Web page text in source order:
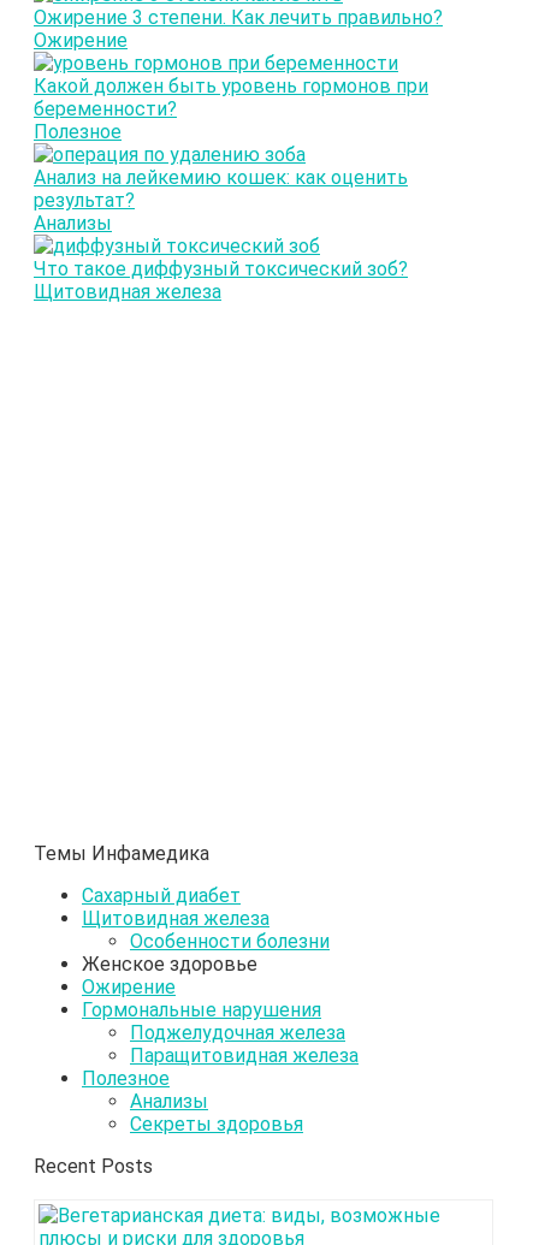
Ожирение 3 степени. Как лечить правильно?
Ожирение
Какой должен быть уровень гормонов при
беременности?
Полезное
Анализ на лейкемию кошек: как оценить
результат?
Анализы
Что такое диффузный токсический зоб?
Щитовидная железа
Темы Инфамедика
Сахарный диабет
Щитовидная железа
Особенности болезни
Женское здоровье
Ожирение
Гормональные нарушения
Поджелудочная железа
Паращитовидная железа
Полезное
Анализы
Секреты здоровья
Recent Posts